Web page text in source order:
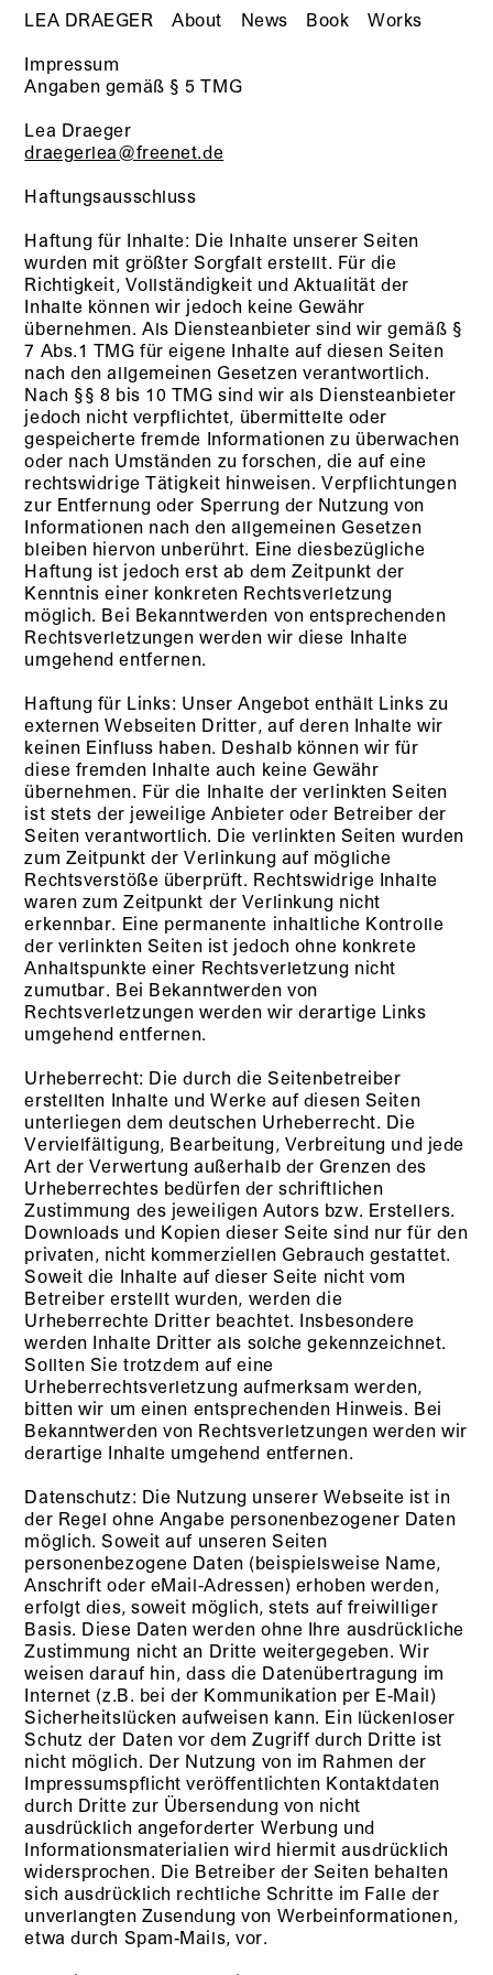
LEA DRAEGERAbout News BookWorks
Impressum
Angaben gemäß § 5 TMG
Lea Draeger
draegerlea@freenet.de
Haftungsausschluss
Haftung für Inhalte: Die Inhalte unserer Seiten
wurden mit größter Sorgfalt erstellt. Für die
Richtigkeit, Vollständigkeit und Aktualität der
Inhalte können wir jedoch keine Gewähr
übernehmen. Als Diensteanbieter sind wir gemäß §
7 Abs.1 TMG für eigene Inhalte auf diesen Seiten
nach den allgemeinen Gesetzen verantwortlich.
Nach §§ 8 bis 10 TMG sind wir als Diensteanbieter
jedoch nicht verpflichtet, übermittelte oder
gespeicherte fremde Informationen zu überwachen
oder nach Umständen zu forschen, die auf eine
rechtswidrige Tätigkeit hinweisen. Verpflichtungen
zur Entfernung oder Sperrung der Nutzung von
Informationen nach den allgemeinen Gesetzen
bleiben hiervon unberührt. Eine diesbezügliche
Haftung ist jedoch erst ab dem Zeitpunkt der
Kenntnis einer konkreten Rechtsverletzung
möglich. Bei Bekanntwerden von entsprechenden
Rechtsverletzungen werden wir diese Inhalte
umgehend entfernen.
Haftung für Links: Unser Angebot enthält Links zu
externen Webseiten Dritter, auf deren Inhalte wir
keinen Einfluss haben. Deshalb können wir für
diese fremden Inhalte auch keine Gewähr
übernehmen. Für die Inhalte der verlinkten Seiten
ist stets der jeweilige Anbieter oder Betreiber der
Seiten verantwortlich. Die verlinkten Seiten wurden
zum Zeitpunkt der Verlinkung auf mögliche
Rechtsverstöße überprüft. Rechtswidrige Inhalte
waren zum Zeitpunkt der Verlinkung nicht
erkennbar. Eine permanente inhaltliche Kontrolle
der verlinkten Seiten ist jedoch ohne konkrete
Anhaltspunkte einer Rechtsverletzung nicht
zumutbar. Bei Bekanntwerden von
Rechtsverletzungen werden wir derartige Links
umgehend entfernen.
Urheberrecht: Die durch die Seitenbetreiber
erstellten Inhalte und Werke auf diesen Seiten
unterliegen dem deutschen Urheberrecht. Die
Vervielfältigung, Bearbeitung, Verbreitung und jede
Art der Verwertung außerhalb der Grenzen des
Urheberrechtes bedürfen der schriftlichen
Zustimmung des jeweiligen Autors bzw. Erstellers.
Downloads und Kopien dieser Seite sind nur für den
privaten, nicht kommerziellen Gebrauch gestattet.
Soweit die Inhalte auf dieser Seite nicht vom
Betreiber erstellt wurden, werden die
Urheberrechte Dritter beachtet. Insbesondere
werden Inhalte Dritter als solche gekennzeichnet.
Sollten Sie trotzdem auf eine
Urheberrechtsverletzung aufmerksam werden,
bitten wir um einen entsprechenden Hinweis. Bei
Bekanntwerden von Rechtsverletzungen werden wir
derartige Inhalte umgehend entfernen.
Datenschutz: Die Nutzung unserer Webseite ist in
der Regel ohne Angabe personenbezogener Daten
möglich. Soweit auf unseren Seiten
personenbezogene Daten (beispielsweise Name,
Anschrift oder eMail-Adressen) erhoben werden,
erfolgt dies, soweit möglich, stets auf freiwilliger
Basis. Diese Daten werden ohne Ihre ausdrückliche
Zustimmung nicht an Dritte weitergegeben. Wir
weisen darauf hin, dass die Datenübertragung im
Internet (z.B. bei der Kommunikation per E-Mail)
Sicherheitslücken aufweisen kann. Ein lückenloser
Schutz der Daten vor dem Zugriff durch Dritte ist
nicht möglich. Der Nutzung von im Rahmen der
Impressumspflicht veröffentlichten Kontaktdaten
durch Dritte zur Übersendung von nicht
ausdrücklich angeforderter Werbung und
Informationsmaterialien wird hiermit ausdrücklich
widersprochen. Die Betreiber der Seiten behalten
sich ausdrücklich rechtliche Schritte im Falle der
unverlangten Zusendung von Werbeinformationen,
etwa durch Spam-Mails, vor.